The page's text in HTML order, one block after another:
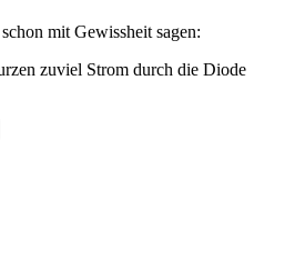
mit Gewissheit sagen:
zuviel Strom durch die Diode